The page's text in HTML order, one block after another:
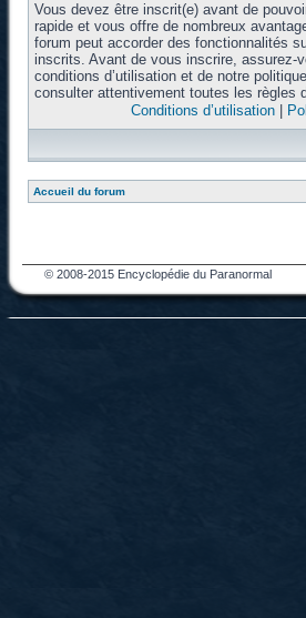
Vous devez être inscrit(e) avant de
rapide et vous offre de nombreux
forum peut accorder des fonctionnalités
inscrits. Avant de vous inscrire, assurez-
conditions d’utilisation et de notre
consulter attentivement toutes les règles
Conditions d’utilisation|
Accueil du forum
© 2008-2015 Encyclopédie du Paranormal